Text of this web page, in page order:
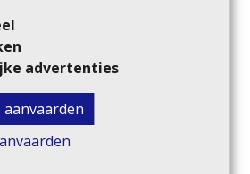
van je woning
expert in
advertenties
aanvaarden